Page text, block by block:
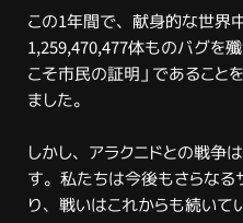
この1年間で、献身的な世界
1,259,470,477体ものバグを
こそ市民の証明」であること
ました。
しかし、アラクニドとの戦争
す。私たちは今後もさらなる
り、戦いはこれからも続いてい